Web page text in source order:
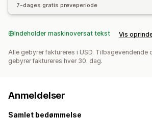
7-dages gratis prøveperiode
Indeholder maskinoversat tekst Vis
Alle gebyrer faktureres i USD. Tilbagevendende
gebyrer faktureres hver 30. dag.
Anmeldelser
Samlet bedømmelse